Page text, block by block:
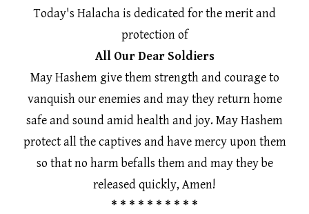
Today's Halacha is dedicated for the merit and
protection of
All Our Dear Soldiers
May Hashem give them strength and courage to
vanquish our enemies and may they return home
safe and sound amid health and joy. May Hashem
protect all the captives and have mercy upon them
so that no harm befalls them and may they be
released quickly, Amen!
* * * * * * * * * *